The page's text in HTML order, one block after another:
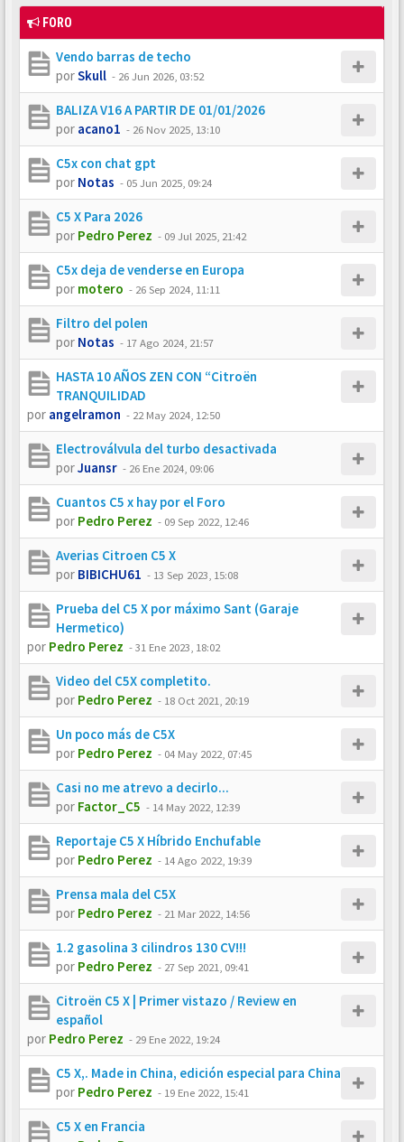
FORO
Vendo barras de techo
porSkull - 26 Jun 2026, 03:52
BALIZA V16 A PARTIR DE 01/01/2026
por acano1 - 26 Nov 2025, 13:10
C5x con chat gpt
por Notas - 05 Jun 2025, 09:24
C5 X Para 2026
por Pedro Perez - 09 Jul 2025, 21:42
C5x deja de venderse en Europa
por motero - 26 Sep 2024, 11:11
Filtro del polen
por Notas - 17 Ago 2024, 21:57
HASTA 10 AÑOS ZEN CON “Citroën
TRANQUILIDAD
por angelramon - 22 May 2024, 12:50
Electroválvula del turbo desactivada
porJuansr - 26 Ene 2024, 09:06
Cuantos C5 x hay por el Foro
por Pedro Perez - 09 Sep 2022, 12:46
Averias Citroen C5 X
por BIBICHU61 - 13 Sep 2023, 15:08
Prueba del C5 X por máximo Sant (Garaje
Hermetico)
por Pedro Perez -31 Ene 2023, 18:02
Video del C5X completito.
por Pedro Perez - 18 Oct 2021, 20:19
Un poco más de C5X
por Pedro Perez - 04 May 2022, 07:45
Casi no me atrevo a decirlo...
por Factor_C5 - 14 May 2022, 12:39
Reportaje C5 X Híbrido Enchufable
por Pedro Perez - 14 Ago 2022, 19:39
Prensa mala del C5X
por Pedro Perez - 21 Mar 2022, 14:56
1.2 gasolina 3 cilindros 130 CV!!!
por Pedro Perez - 27 Sep 2021, 09:41
Citroën C5 X | Primer vistazo / Review en
español
por Pedro Perez - 29 Ene 2022, 19:24
C5 X,. Made in China, edición especial para China
por Pedro Perez - 19 Ene 2022, 15:41
C5 X en Francia